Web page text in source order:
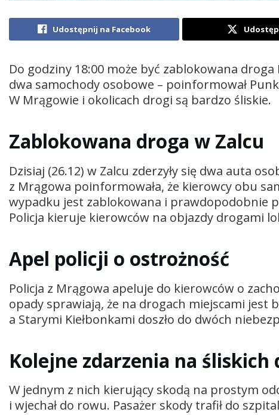
Udostępnij na Facebook
Do godziny 18:00 może być zablokowana
dwa samochody osobowe – poinformował
W Mrągowie i okolicach drogi są bardzo śliskie.
Zablokowana droga w Zalcu
Dzisiaj (26.12) w Zalcu zderzyły się dwa auta
z Mrągowa poinformowała, że kierowcy obu
wypadku jest zablokowana i prawdopodobnie
Policja kieruje kierowców na objazdy drogami
Apel policji o ostrożność
Policja z Mrągowa apeluje do kierowców o
opady sprawiają, że na drogach miejscami jest
a Starymi Kiełbonkami doszło do dwóch
Kolejne zdarzenia na śliskich
W jednym z nich kierujący skodą na prostym
i wjechał do rowu. Pasażer skody trafił do